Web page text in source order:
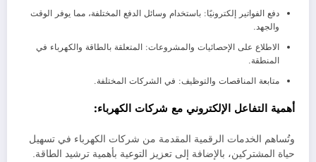
دفع الفواتير إلكترونيًا: باستخدام وسائل الدفع المختلفة، مما يوفر الوقت
والجهد.
الاطلاع على الإحصائيات والمشروعات: المتعلقة بالطاقة والكهرباء في
المنطقة.
متابعة المناقصات والتوظيف: في الشركات المختلفة.
أهمية التفاعل الإلكتروني مع شركات الكهرباء:
وتُساهم الخدمات الرقمية المقدمة من شركات الكهرباء في تسهيل
حياة المشتركين، بالإضافة إلى تعزيز التوعية بأهمية ترشيد الطاقة.